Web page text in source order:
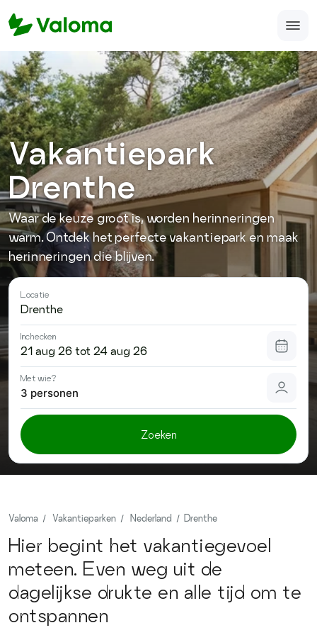
Home
Veelgestelde vragen
Over ons
Accomodatie aanmelden
support@valoma.com
050-123-987-12
Contact
Vakantiepark
Drenthe
Waar de keuze groot is, worden herinneringen
warm. Ontdek het perfecte vakantiepark en maak
herinneringen die blijven.
Locatie
Inchecken
Met wie?
3 personen
Zoeken
Valoma Vakantieparken Nederland Drenthe
Hier begint het vakantiegevoel
meteen. Even weg uit de
dagelijkse drukte en alle tijd om te
ontspannen